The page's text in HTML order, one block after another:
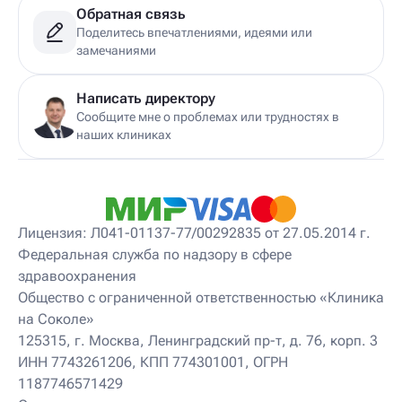
Детский гирудотерапевт
Детский дерматовенеролог
Детский дерматолог
Детский диетолог
Детский инструктор ЛФК
Детский кинезиолог
Детский консультирующий врач ЛФК
Детский мануальный терапевт
Детский массажист
Детский невропатолог
Детский нейропсихолог
Детский нутрициолог
Детский ортопед
Детский остеопат
Детский отоневролог
Детский подиатр
Детский психолог
Детский психотерапевт
Детский реабилитолог
Обратная связь
Поделитесь впечатлениями, идеями или
замечаниями
Написать директору
Сообщите мне о проблемах или трудностях в
наших клиниках
Лицензия: Л041-01137-77/00292835 от 27.05.2014 г.
Федеральная служба по надзору в сфере
здравоохранения
Общество с ограниченной ответственностью «Клиника
на Соколе»
125315, г. Москва, Ленинградский пр-т, д. 76, корп. 3
ИНН 7743261206, КПП 774301001, ОГРН
1187746571429